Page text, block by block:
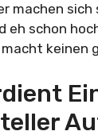
machen sich
eh schon
keinen